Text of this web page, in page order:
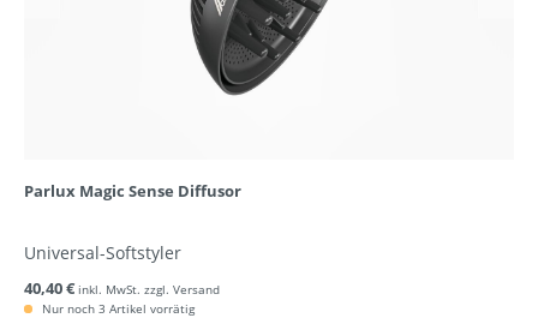
Parlux Magic Sense Diffusor
Universal-Softstyler
40,40 € inkl. MwSt. zzgl. Versand
Nur noch 3 Artikel vorrätig